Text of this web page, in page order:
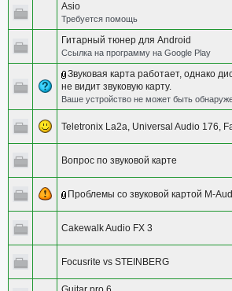
Asio
Требуется помощь
Гитарный тюнер для Android
Ссылка на программу на Google Play
Звуковая карта работает, однако
не видит звуковую карту.
Ваше устройство не может быть
Teletronix La2a, Universal Audio 176,
Вопрос по звуковой карте
Проблемы со звуковой картой M-
Cakewalk Audio FX 3
Focusrite vs STEINBERG